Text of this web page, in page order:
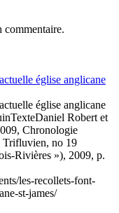
église anglicane
église anglicane
TexteDaniel Robert et
Chronologie
Trifluvien, no 19
Rivières »), 2009, p.
les-recollets-font-
st-james/